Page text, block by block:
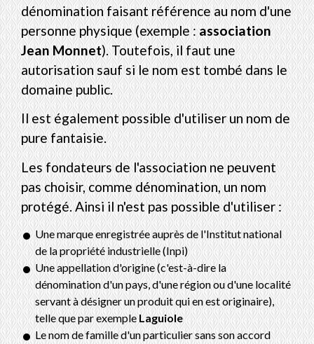
dénomination faisant référence au nom d'une
personne physique (exemple :association
Jean Monnet). Toutefois, il faut une
autorisation sauf si le nom est tombé dans le
domaine public.
Il est également possible d'utiliser un nom de
pure fantaisie.
Les fondateurs de l'association ne peuvent
pas choisir, comme dénomination, un nom
protégé. Ainsi il n'est pas possible d'utiliser :
Une marque enregistrée auprès de l'Institut national
de la propriété industrielle (Inpi)
Une appellation d'origine (c'est-à-dire la
dénomination d'un pays, d'une région ou d'une localité
servant à désigner un produit qui en est originaire),
telle que par exempleLaguiole
Le nom de famille d'un particulier sans son accord